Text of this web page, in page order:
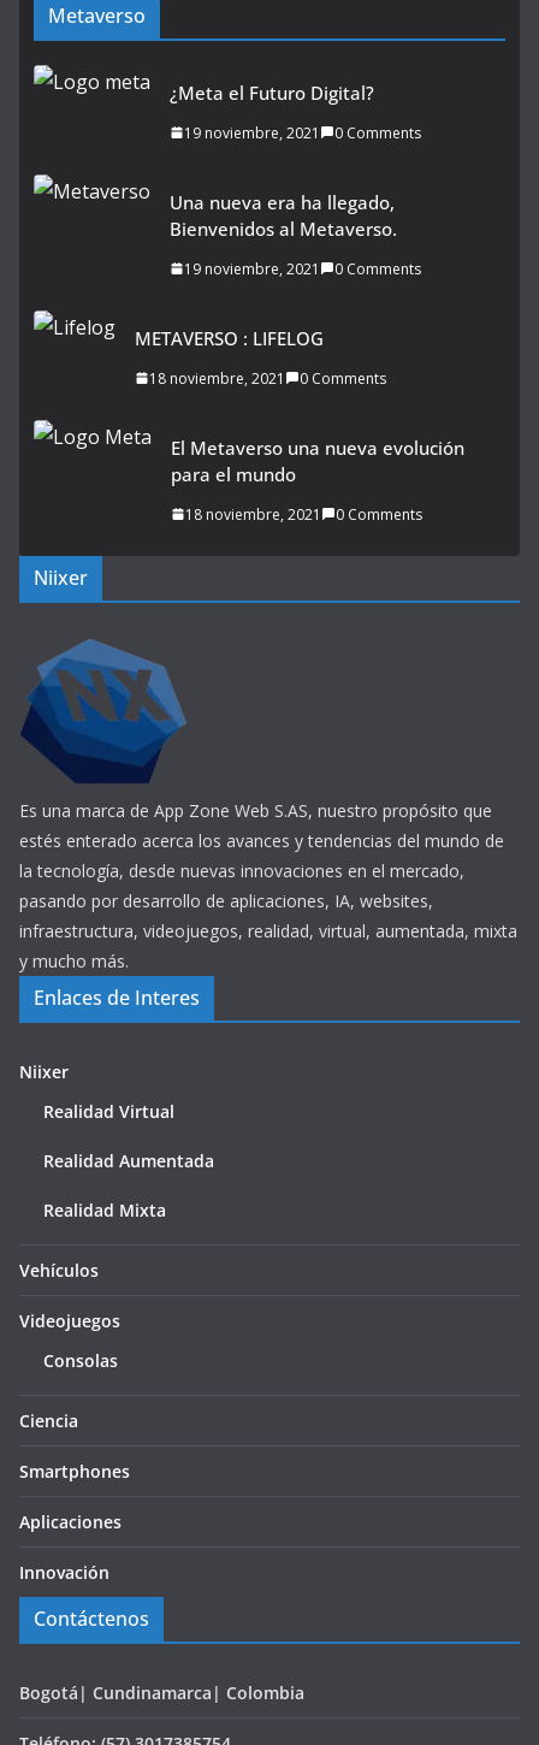
Metaverso
¿Meta el Futuro Digital?
19 noviembre, 2021 0 Comments
Una nueva era ha llegado,
Bienvenidos al Metaverso.
19 noviembre, 2021 0 Comments
METAVERSO : LIFELOG
18 noviembre, 2021 0 Comments
El Metaverso una nueva evolución
para el mundo
18 noviembre, 2021 0 Comments
Niixer
Es una marca de App Zone Web S.AS, nuestro propósito que
estés enterado acerca los avances y tendencias del mundo de
la tecnología, desde nuevas innovaciones en el mercado,
pasando por desarrollo de aplicaciones, IA, websites,
infraestructura, videojuegos, realidad, virtual, aumentada, mixta
y mucho más.
Enlaces de Interes
Niixer
Realidad Virtual
Realidad Aumentada
Realidad Mixta
Vehículos
Videojuegos
Consolas
Ciencia
Smartphones
Aplicaciones
Innovación
Contáctenos
Bogotá| Cundinamarca| Colombia